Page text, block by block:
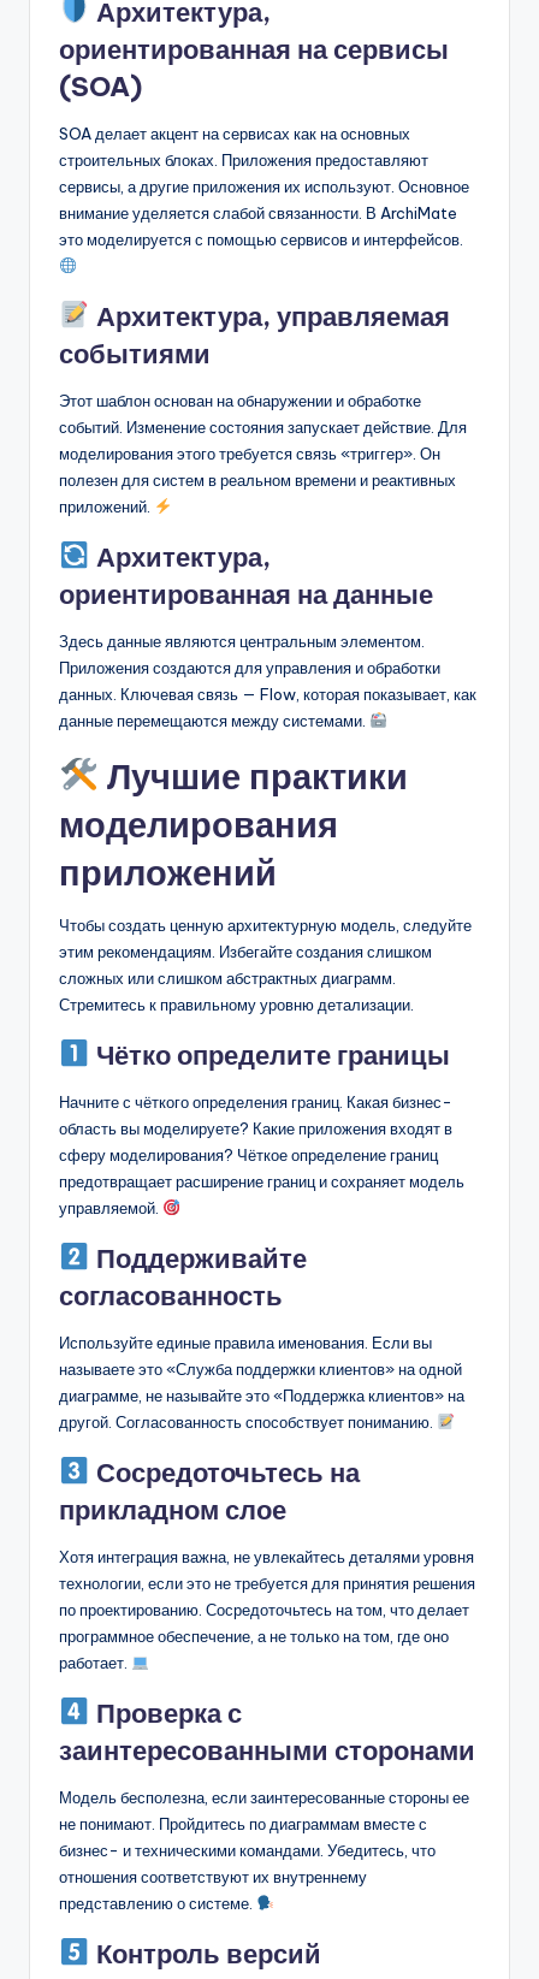
Архитектура,
ориентированная на сервисы
(SOA)
SOA делает акцент на сервисах как на основных
строительных блоках. Приложения предоставляют
сервисы, а другие приложения их используют. Основное
внимание уделяется слабой связанности. В ArchiMate
это моделируется с помощью сервисов и интерфейсов.
Архитектура, управляемая
событиями
Этот шаблон основан на обнаружении и обработке
событий. Изменение состояния запускает действие. Для
моделирования этого требуется связь «триггер». Он
полезен для систем в реальном времени и реактивных
приложений.
Архитектура,
ориентированная на данные
Здесь данные являются центральным элементом.
Приложения создаются для управления и обработки
данных. Ключевая связь — Flow, которая показывает, как
данные перемещаются между системами.
Лучшие практики
моделирования
приложений
Чтобы создать ценную архитектурную модель, следуйте
этим рекомендациям. Избегайте создания слишком
сложных или слишком абстрактных диаграмм.
Стремитесь к правильному уровню детализации.
Чётко определите границы
Начните с чёткого определения границ. Какая бизнес-
область вы моделируете? Какие приложения входят в
сферу моделирования? Чёткое определение границ
предотвращает расширение границ и сохраняет модель
управляемой.
Поддерживайте
согласованность
Используйте единые правила именования. Если вы
называете это «Служба поддержки клиентов» на одной
диаграмме, не называйте это «Поддержка клиентов» на
другой. Согласованность способствует пониманию.
Сосредоточьтесь на
прикладном слое
Хотя интеграция важна, не увлекайтесь деталями уровня
технологии, если это не требуется для принятия решения
по проектированию. Сосредоточьтесь на том, что делает
программное обеспечение, а не только на том, где оно
работает.
Проверка с
заинтересованными сторонами
Модель бесполезна, если заинтересованные стороны ее
не понимают. Пройдитесь по диаграммам вместе с
бизнес- и техническими командами. Убедитесь, что
отношения соответствуют их внутреннему
представлению о системе.
Контроль версий